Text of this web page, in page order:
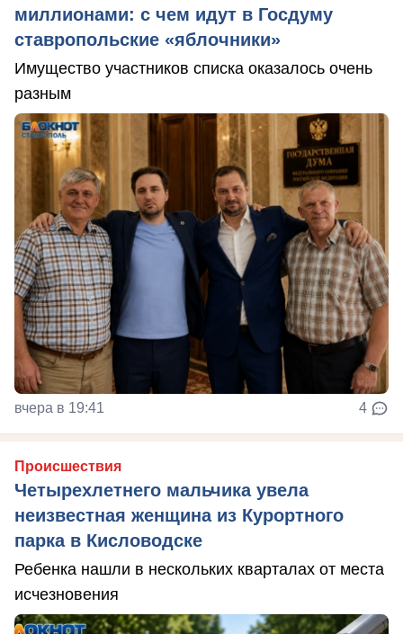
миллионами: с чем идут в Госдуму
ставропольские «яблочники»
Имущество участников списка оказалось очень
разным
вчера в 19:41 4
Происшествия
Четырехлетнего мальчика увела
неизвестная женщина из Курортного
парка в Кисловодске
Ребенка нашли в нескольких кварталах от места
исчезновения